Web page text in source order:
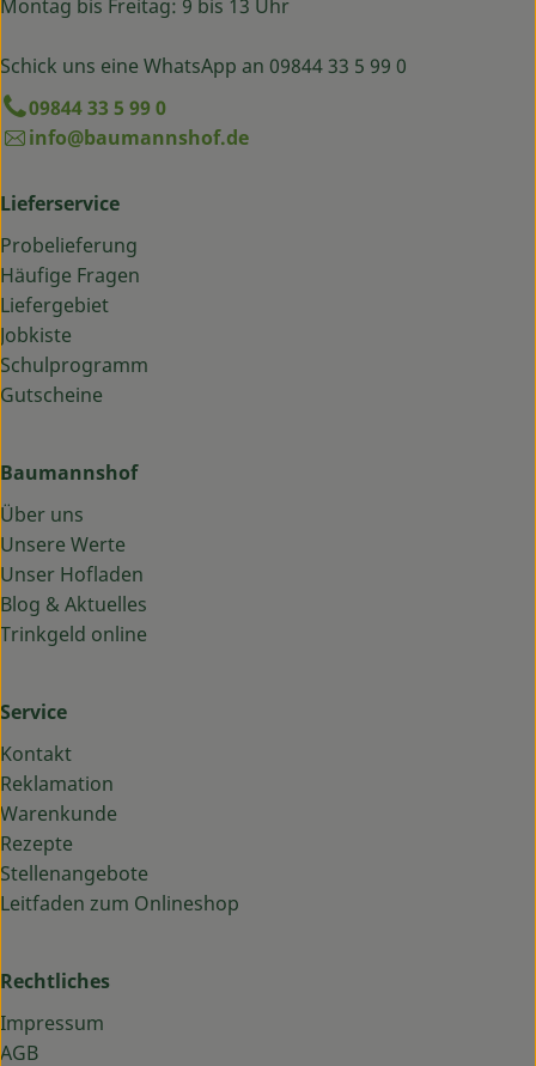
Montag bis Freitag: 9 bis 13 Uhr
Schick uns eine WhatsApp an 09844 33 5 99 0
09844 33 5 99 0
info@baumannshof.de
Lieferservice
Probelieferung
Häufige Fragen
Liefergebiet
Jobkiste
Schulprogramm
Gutscheine
Baumannshof
Über uns
Unsere Werte
Unser Hofladen
Blog & Aktuelles
Trinkgeld online
Service
Kontakt
Reklamation
Warenkunde
Rezepte
Stellenangebote
Leitfaden zum Onlineshop
Rechtliches
Impressum
AGB